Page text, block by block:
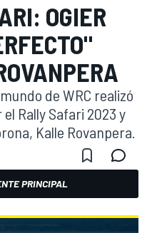
OGIER
de WRC realizó
Rally Safari 2023 y
Kalle Rovanpera.
PRINCIPAL